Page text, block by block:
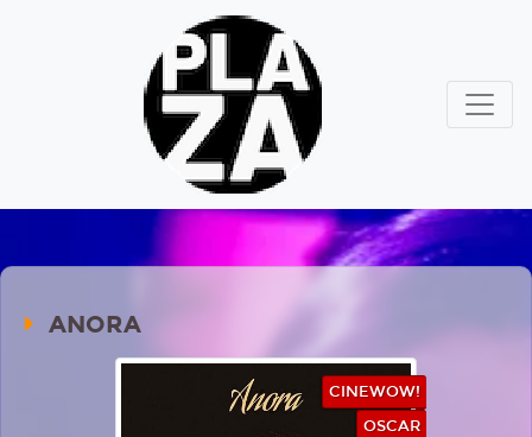
ANORA
CINEWOW!
OSCAR